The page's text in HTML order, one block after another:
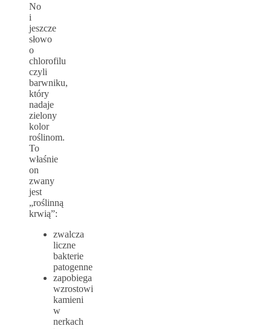
No
i
jeszcze
słowo
o
chlorofilu
czyli
barwniku,
który
nadaje
zielony
kolor
roślinom.
To
właśnie
on
zwany
jest
„roślinną
krwią”:
zwalcza
liczne
bakterie
patogenne
zapobiega
wzrostowi
kamieni
w
nerkach